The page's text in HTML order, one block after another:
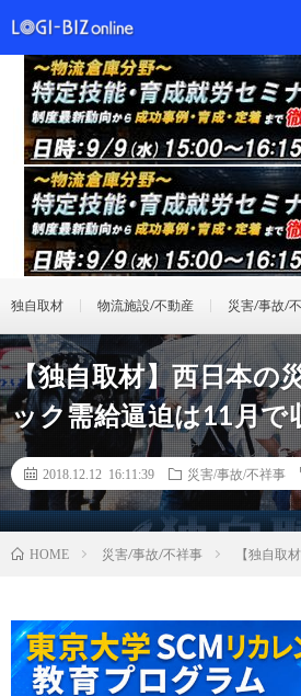
独自取材 物流施設/不動産 災害/事故/
【独自取材】西日本の
ック需給逼迫は11月で
2018.12.12 16:11:39 災害/事故/不祥事
HOME 災害/事故/不祥事 【独自取